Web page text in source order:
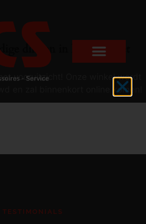
dingen in het verschiet
vooruitzicht! Onze winkel wordt
en zal binnenkort online komen!
TESTIMONIALS